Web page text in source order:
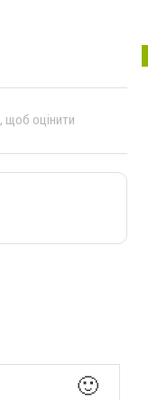
, щоб оцінити
🙂